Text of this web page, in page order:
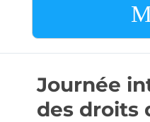
Journée
des droits